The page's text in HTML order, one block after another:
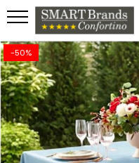
-50%